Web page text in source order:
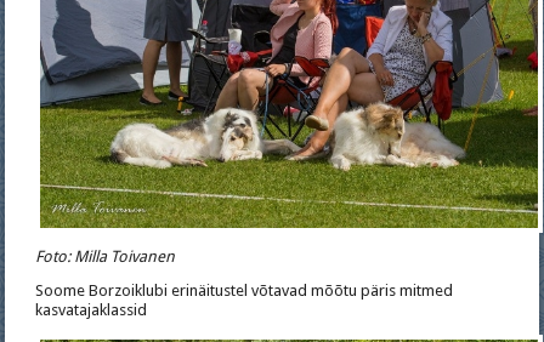
Foto: Milla Toivanen
Soome Borzoiklubi erinäitustel võtavad mõõtu päris mitmed
kasvatajaklassid